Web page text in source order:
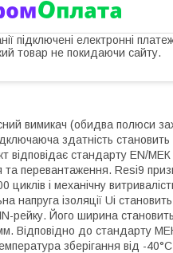
підключені електронні
товар не покидаючи сайту.
вимикач (обидва полюси
здатність
відповідає стандарту EN/
та перевантаження. Resi9
і механічну
напруга ізоляції Ui
рейку. Його ширина
до стандарту МЕК
зберігання від -